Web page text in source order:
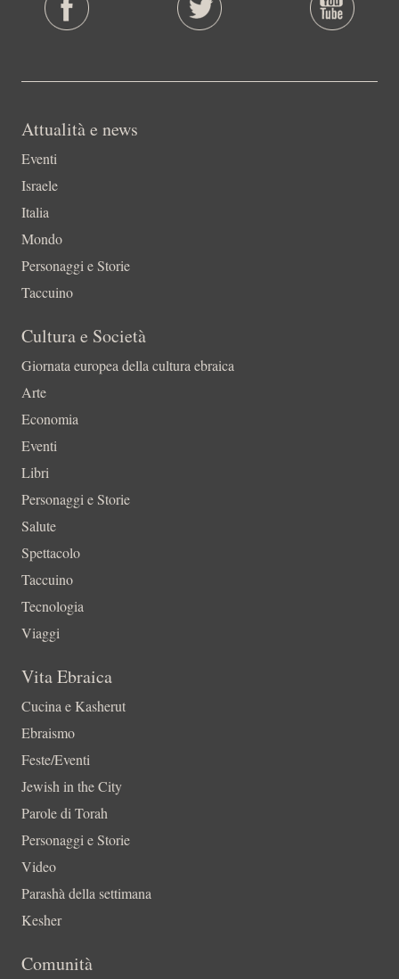
Attualità e news
Eventi
Israele
Italia
Mondo
Personaggi e Storie
Taccuino
Cultura e Società
Giornata europea della cultura ebraica
Arte
Economia
Eventi
Libri
Personaggi e Storie
Salute
Spettacolo
Taccuino
Tecnologia
Viaggi
Vita Ebraica
Cucina e Kasherut
Ebraismo
Feste/Eventi
Jewish in the City
Parole di Torah
Personaggi e Storie
Video
Parashà della settimana
Kesher
Comunità